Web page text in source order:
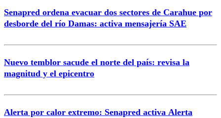
Correo
Senapred ordena evacuar dos sectores de Carahue por
desborde del río Damas: activa mensajería SAE
Nuevo temblor sacude el norte del país: revisa la
magnitud y el epicentro
Alerta por calor extremo: Senapred activa Alerta